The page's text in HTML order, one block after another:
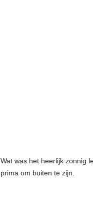
Wat was het heerlijk zonnig
prima om buiten te zijn.